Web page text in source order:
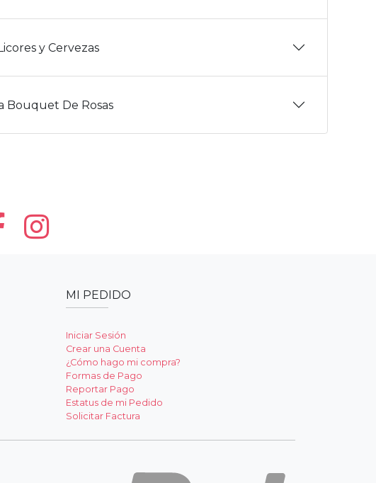
y Cervezas
Bouquet De Rosas
MI PEDIDO
Iniciar Sesión
Crear una Cuenta
¿Cómo hago mi compra?
Formas de Pago
Reportar Pago
Estatus de mi Pedido
Solicitar Factura